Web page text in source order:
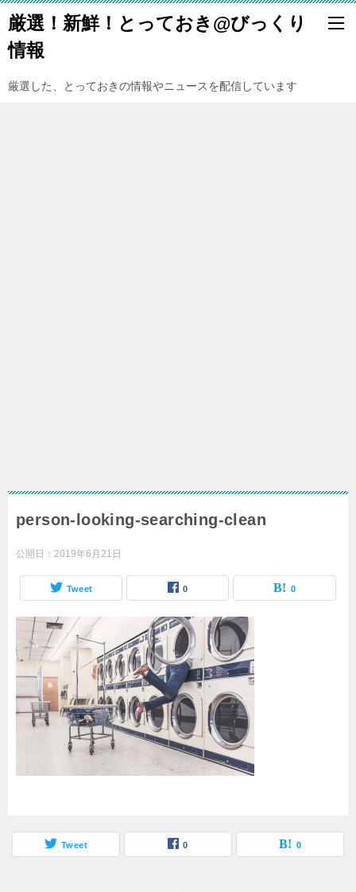
厳選！新鮮！とっておき@びっくり
情報
厳選した、とっておきの情報やニュースを配信しています
person-looking-searching-clean
公開日： 2019年6月21日
Tweet 0 0
Tweet 0 0